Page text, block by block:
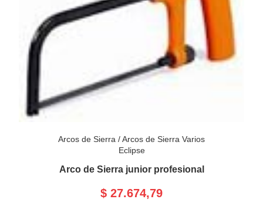
Arcos de Sierra /Arcos de Sierra Varios
Eclipse
Arco de Sierra junior profesional
$ 27.674,79